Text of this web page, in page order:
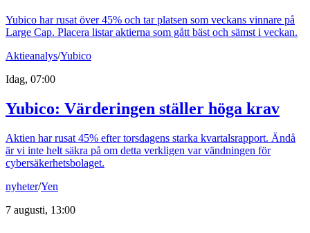
Yubico har rusat över 45% och tar platsen som veckans vinnare på
Large Cap. Placera listar aktierna som gått bäst och sämst i veckan.
Aktieanalys/Yubico
Idag, 07:00
Yubico: Värderingen ställer höga krav
Aktien har rusat 45% efter torsdagens starka kvartalsrapport. Ändå
är vi inte helt säkra på om detta verkligen var vändningen för
cybersäkerhetsbolaget.
nyheter/Yen
7 augusti, 13:00